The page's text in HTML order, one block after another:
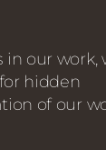
in our work,
hidden
of our